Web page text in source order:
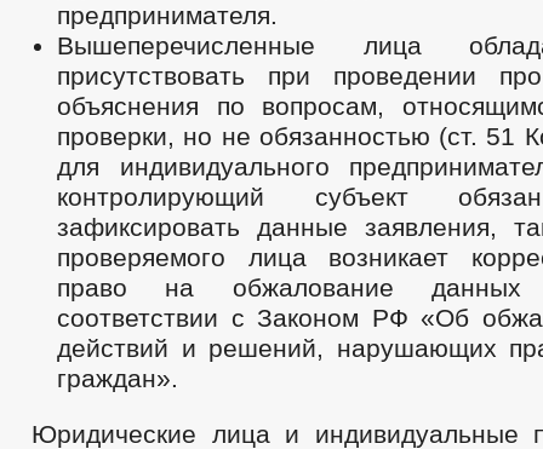
предпринимателя.
Вышеперечисленные лица
присутствовать при проведении
объяснения по вопросам,
проверки, но не обязанностью (ст. 51
для индивидуального
контролирующий субъект
зафиксировать данные заявления,
проверяемого лица возникает
право на обжалование
соответствии с Законом РФ «Об
действий и решений, нарушающих
граждан».
Юридические лица и индивидуальные